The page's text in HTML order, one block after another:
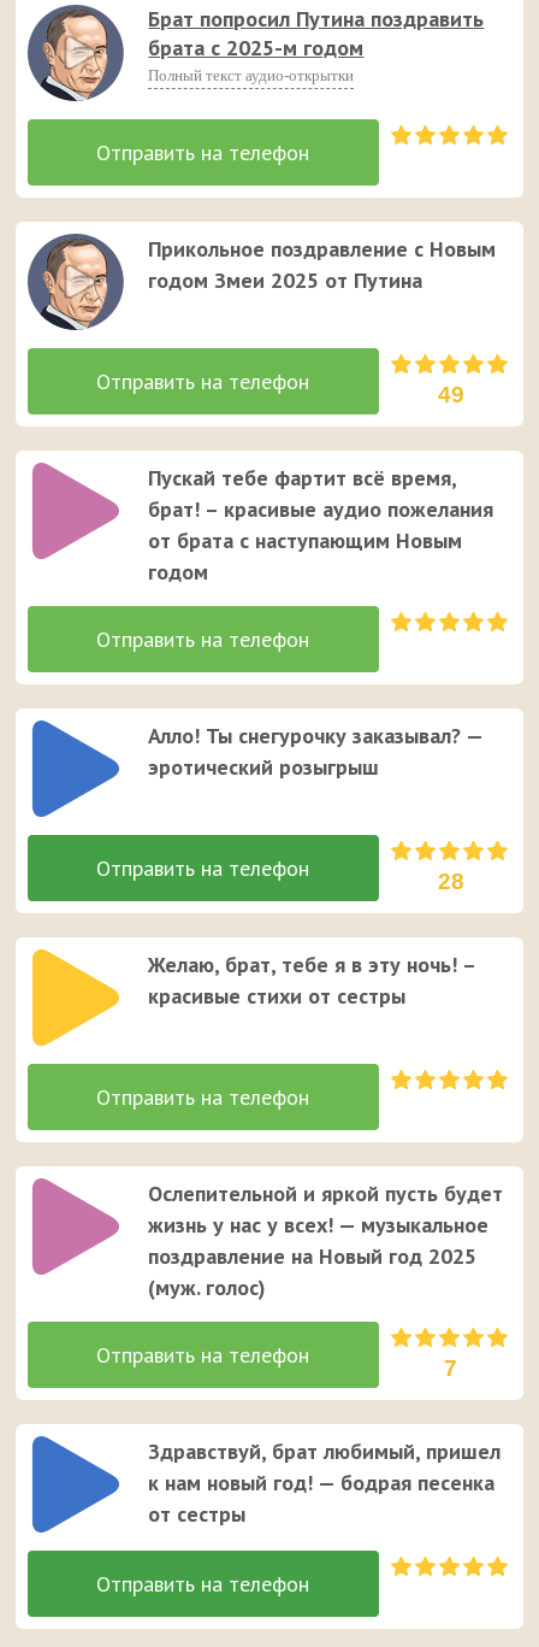
Брат попросил Путина поздравить
брата с 2025-м годом
Полный текст аудио-открытки
Прикольное поздравление с Новым
годом Змеи 2025 от Путина
49
Пускай тебе фартит всё время,
брат! – красивые аудио пожелания
от брата с наступающим Новым
годом
Алло! Ты снегурочку заказывал? —
эротический розыгрыш
28
Желаю, брат, тебе я в эту ночь! –
красивые стихи от сестры
Ослепительной и яркой пусть будет
жизнь у нас у всех! — музыкальное
поздравление на Новый год 2025
(муж. голос)
7
Здравствуй, брат любимый, пришел
к нам новый год! — бодрая песенка
от сестры